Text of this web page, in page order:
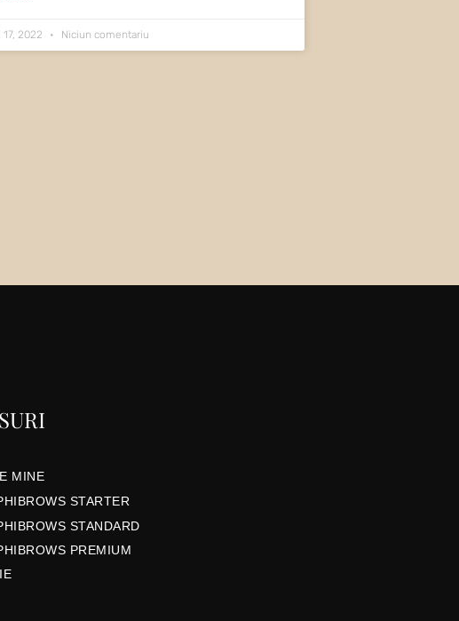
17, 2022 Niciun comentariu
MINE
STARTER
STANDARD
PREMIUM